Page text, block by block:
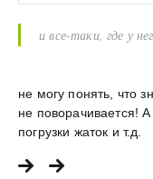
и все-таки, где у
не могу понять, что
не поворачивается!
погрузки жаток и т.д.